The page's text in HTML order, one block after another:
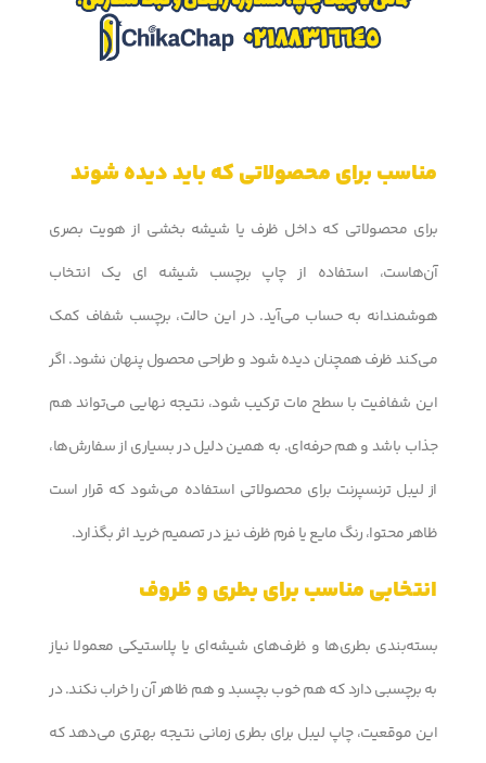
مناسب برای محصولاتی که باید دیده شوند
برای محصولاتی که داخل ظرف یا شیشه بخشی از هویت بصری
آن‌هاست، استفاده از چاپ برچسب شیشه ای یک انتخاب
هوشمندانه به حساب می‌آید. در این حالت، برچسب شفاف کمک
می‌کند ظرف همچنان دیده شود و طراحی محصول پنهان نشود. اگر
این شفافیت با سطح مات ترکیب شود، نتیجه نهایی می‌تواند هم
جذاب باشد و هم حرفه‌ای. به همین دلیل در بسیاری از سفارش‌ها،
از لیبل ترنسپرنت برای محصولاتی استفاده می‌شود که قرار است
ظاهر محتوا، رنگ مایع یا فرم ظرف نیز در تصمیم خرید اثر بگذارد.
انتخابی مناسب برای بطری و ظروف
بسته‌بندی بطری‌ها و ظرف‌های شیشه‌ای یا پلاستیکی معمولا نیاز
به برچسبی دارد که هم خوب بچسبد و هم ظاهر آن را خراب نکند. در
این موقعیت، چاپ لیبل برای بطری زمانی نتیجه بهتری می‌دهد که